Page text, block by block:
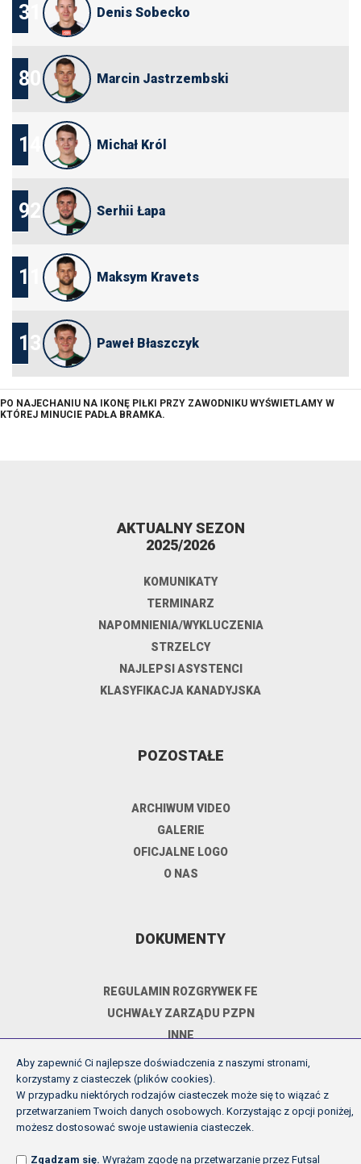
31 Denis Sobecko
80 Marcin Jastrzembski
14 Michał Król
92 Serhii Łapa
11 Maksym Kravets
13 Paweł Błaszczyk
PO NAJECHANIU NA IKONĘ PIŁKI PRZY ZAWODNIKU WYŚWIETLAMY W
KTÓREJ MINUCIE PADŁA BRAMKA.
AKTUALNY SEZON
2025/2026
KOMUNIKATY
TERMINARZ
NAPOMNIENIA/WYKLUCZENIA
STRZELCY
NAJLEPSI ASYSTENCI
KLASYFIKACJA KANADYJSKA
POZOSTAŁE
ARCHIWUM VIDEO
GALERIE
OFICJALNE LOGO
O NAS
DOKUMENTY
REGULAMIN ROZGRYWEK FE
UCHWAŁY ZARZĄDU PZPN
INNE
POLITYKA PRYWATNOŚCI
Copyright (c) Futsal Ekstraklasa 2026
Aby zapewnić Ci najlepsze doświadczenia z naszymi stronami,
korzystamy z ciasteczek (plików cookies).
W przypadku niektórych rodzajów ciasteczek może się to wiązać z
przetwarzaniem Twoich danych osobowych. Korzystając z opcji poniżej,
możesz dostosować swoje ustawienia ciasteczek.
Zgadzam się. Wyrażam zgodę na przetwarzanie przez Futsal